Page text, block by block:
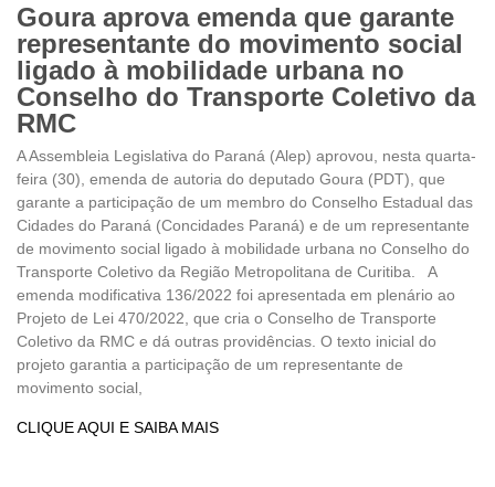
Goura aprova emenda que garante
representante do movimento social
ligado à mobilidade urbana no
Conselho do Transporte Coletivo da
RMC
A Assembleia Legislativa do Paraná (Alep) aprovou, nesta quarta-
feira (30), emenda de autoria do deputado Goura (PDT), que
garante a participação de um membro do Conselho Estadual das
Cidades do Paraná (Concidades Paraná) e de um representante
de movimento social ligado à mobilidade urbana no Conselho do
Transporte Coletivo da Região Metropolitana de Curitiba. A
emenda modificativa 136/2022 foi apresentada em plenário ao
Projeto de Lei 470/2022, que cria o Conselho de Transporte
Coletivo da RMC e dá outras providências. O texto inicial do
projeto garantia a participação de um representante de
movimento social,
CLIQUE AQUI E SAIBA MAIS